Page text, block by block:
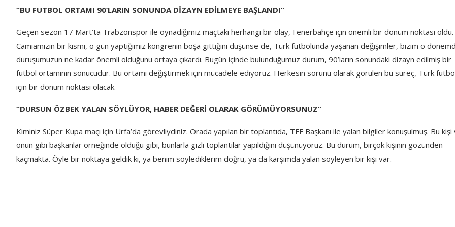
“BU FUTBOL ORTAMI 90’LARIN SONUNDA DİZAYN EDİLMEYE BAŞLANDI”
Geçen sezon 17 Mart’ta Trabzonspor ile oynadığımız maçtaki herhangi bir olay, Fenerbahçe için önemli bir dönüm noktası oldu.
Camiamızın bir kısmı, o gün yaptığımız kongrenin boşa gittiğini düşünse de, Türk futbolunda yaşanan değişimler, bizim o
duruşumuzun ne kadar önemli olduğunu ortaya çıkardı. Bugün içinde bulunduğumuz durum, 90’ların sonundaki dizayn edilmiş bir
futbol ortamının sonucudur. Bu ortamı değiştirmek için mücadele ediyoruz. Herkesin sorunu olarak görülen bu süreç, Türk
için bir dönüm noktası olacak.
“DURSUN ÖZBEK YALAN SÖYLÜYOR, HABER DEĞERİ OLARAK GÖRÜMÜYORSUNUZ”
Kiminiz Süper Kupa maçı için Urfa’da görevliydiniz. Orada yapılan bir toplantıda, TFF Başkanı ile yalan bilgiler konuşulmuş. Bu kişi
onun gibi başkanlar örneğinde olduğu gibi, bunlarla gizli toplantılar yapıldığını düşünüyoruz. Bu durum, birçok kişinin gözünden
kaçmakta. Öyle bir noktaya geldik ki, ya benim söylediklerim doğru, ya da karşımda yalan söyleyen bir kişi var.